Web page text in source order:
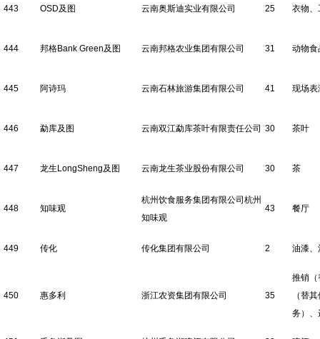
443 OSD及图 云南奥斯迪实业有限公司 25 衣物、
444 邦格Bank Green及图 云南邦格农业集团有限公司 31 动物食
445 阿诗玛 云南石林旅游集团有限公司 41 现场表
446 勐库及图 云南双江勐库茶叶有限责任公司 30 茶叶
447 龙生LongSheng及图 云南龙生茶业股份有限公司 30 茶
448 知味观
杭州饮食服务集团有限公司杭州
知味观
43 餐厅
449 传化 传化集团有限公司 2 油漆、
450 惠多利 浙江农资集团有限公司 35
推销（
（替
务）、